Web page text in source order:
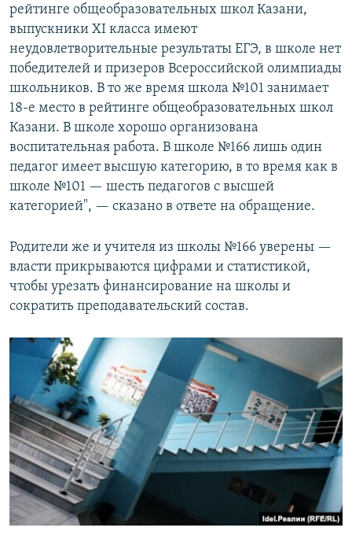
рейтинге общеобразовательных школ Казани,
выпускники XI класса имеют
неудовлетворительные результаты ЕГЭ, в школе нет
победителей и призеров Всероссийской олимпиады
школьников. В то же время школа №101 занимает
18-е место в рейтинге общеобразовательных школ
Казани. В школе хорошо организована
воспитательная работа. В школе №166 лишь один
педагог имеет высшую категорию, в то время как в
школе №101 — шесть педагогов с высшей
категорией", — сказано в ответе на обращение.
Родители же и учителя из школы №166 уверены —
власти прикрываются цифрами и статистикой,
чтобы урезать финансирование на школы и
сократить преподавательский состав.